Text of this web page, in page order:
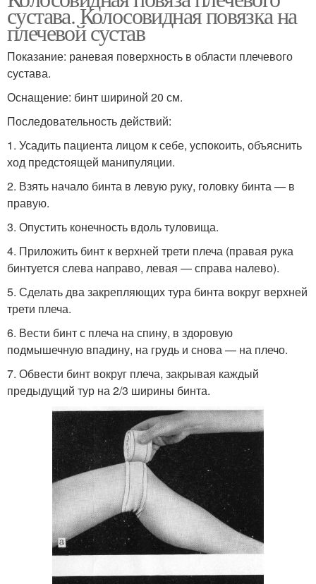
сустава. Колосовидная повязка на
плечевой сустав
Показание: раневая поверхность в области плечевого
сустава.
Оснащение: бинт шириной 20 см.
Последовательность действий:
1. Усадить пациента лицом к себе, успокоить, объяснить
ход предстоящей манипуляции.
2. Взять начало бинта в левую руку, головку бинта — в
правую.
3. Опустить конечность вдоль туловища.
4. Приложить бинт к верхней трети плеча (правая рука
бинтуется слева направо, левая — справа налево).
5. Сделать два закрепляющих тура бинта вокруг верхней
трети плеча.
6. Вести бинт с плеча на спину, в здоровую
подмышечную впадину, на гpyдь и снова — на плечо.
7. Обвести бинт вокруг плеча, закрывая каждый
предыдущий тур на 2/3 ширины бинта.